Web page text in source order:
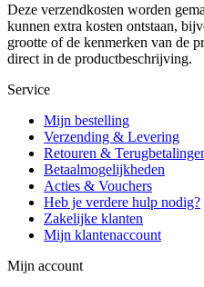
Deze verzendkosten worden
kunnen extra kosten ontstaan,
grootte of de kenmerken van de
direct in de productbeschrijving.
Service
Mijn bestelling
Verzending & Levering
Retouren &
Betaalmogelijkheden
Acties & Vouchers
Heb je verdere hulp nodig?
Zakelijke klanten
Mijn klantenaccount
Mijn account